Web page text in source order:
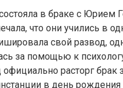
состояла в браке с
что они учились в
свой развод,
за помощью к
официально расторг
в день